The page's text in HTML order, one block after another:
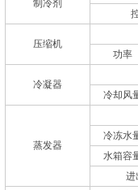
制冷剂
压缩机
功率
冷凝器
冷却风
蒸发器
冷冻水
水箱容
进